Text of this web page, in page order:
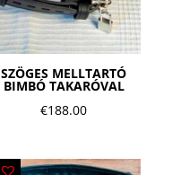
SZÖGES MELLTARTÓ
BIMBÓ TAKARÓVAL
€188.00